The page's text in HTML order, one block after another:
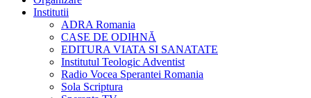
Institutii
ADRA Romania
CASE DE ODIHNĂ
EDITURA VIATA SI SANATATE
Institutul Teologic Adventist
Radio Vocea Sperantei Romania
Sola Scriptura